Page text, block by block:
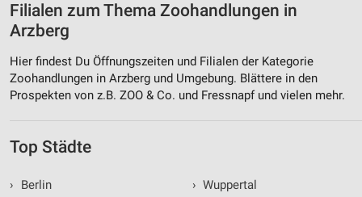
Filialen zum Thema Zoohandlungen in
Arzberg
Hier findest Du Öffnungszeiten und Filialen der Kategorie
Zoohandlungen in Arzberg und Umgebung. Blättere in den
Prospekten von z.B. ZOO & Co. und Fressnapf und vielen mehr.
Top Städte
›
Berlin
› Wuppertal